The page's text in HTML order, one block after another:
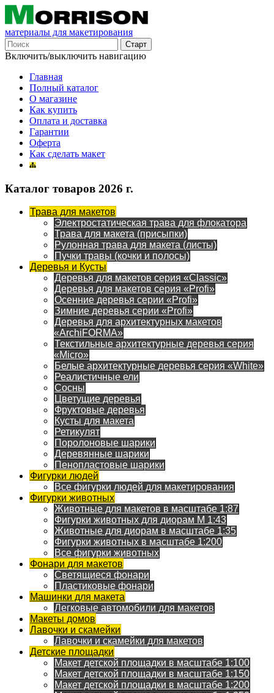
материалы для макетирования
Включить/выключить навигацию
Главная
Полный каталог
О магазине
Как купить
Оплата и доставка
Гарантии
Оферта
Как сделать макет
Каталог товаров 2026 г.
Трава для макетов
Электростатическая трава для флокатора
Трава для макета (присыпки)
Рулонная трава для макета (листы)
Пучки травы (кочки и полосы)
Деревья и Кусты
Деревья для макетов серия «Classic»
Деревья для макетов серия «Profi»
Осенние деревья серии «Profi»
Зимние деревья серии «Profi»
Деревья для архитектурных макетов
«ArchiFORMA»
Текстильные архитектурные деревья серия
«Micro»
Белые архитектурные деревья серия «White»
Реалистичные ели
Сосны
Цветущие деревья
Фруктовые деревья
Кусты для макета
Ретикулят
Поролоновые шарики
Деревянные шарики
Пенопластовые шарики
Фигурки людей
Все фигурки людей для макетирования
Фигурки животных
Животные для макетов в масштабе 1:87
Фигурки животных для диорам М 1:43
Животные для диорам в масштабе 1:35
Фигурки животных в масштабе 1:200
Все фигурки животных
Фонари для макетов
Светящиеся фонари
Пластиковые фонари
Машинки для макета
Легковые автомобили для макетов
Макеты домов
Лавочки и скамейки
Лавочки и скамейки для макетов
Детские площадки
Макет детской площадки в масштабе 1:100
Макет детской площадки в масштабе 1:150
Макет детской площадки в масштабе 1:200